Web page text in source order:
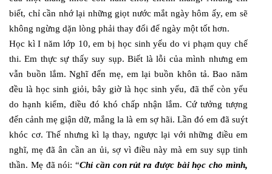
biết, chỉ cần nhớ lại những giọt nước mắt ngày hôm ấy, em sẽ
không ngừng dặn lòng phải thay đổi để ngày một tốt hơn.
Học kì I năm lớp 10, em bị học sinh yếu do vi phạm quy chế
thi. Em thực sự thấy suy sụp. Biết là lỗi của mình nhưng em
vẫn buồn lắm. Nghĩ đến mẹ, em lại buồn khôn tả. Bao năm
đều là học sinh giỏi, bây giờ là học sinh yếu, đã thế còn yếu
do hạnh kiểm, điều đó khó chấp nhận lắm. Cứ tưởng tượng
đến cảnh mẹ giận dữ, mắng la là em sợ hãi. Lần đó em đã suýt
khóc cơ. Thế nhưng kì lạ thay, ngược lại với những điều em
nghĩ, mẹ đã ân cần an ủi, sợ vì điều này mà em suy sụp tinh
thần. Mẹ đã nói: “Chỉ cần con rút ra được bài học cho mình,